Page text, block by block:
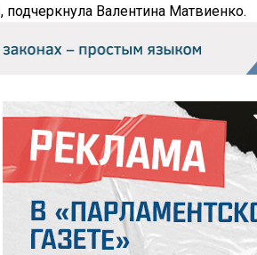
подчеркнула Валентина Матвиенко.